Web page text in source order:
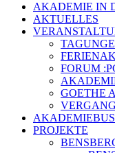
AKADEMIE IN
AKTUELLES
FORUM
GOETHE
PROJEKTE